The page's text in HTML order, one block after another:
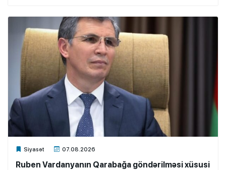
Siyasət 07.08.2026
Xalq.Online
Ruben Vardanyanın Qarabağa göndərilməsi xüsusi